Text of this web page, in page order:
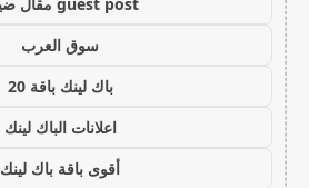
سوق العرب
باك لينك باقة 20
اعلانات الباك لينك
أقوى باقة باك لينك